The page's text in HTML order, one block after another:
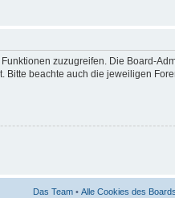
zuzugreifen. Die Board-
beachte auch die jeweiligen
Das Team • Alle Cookies des